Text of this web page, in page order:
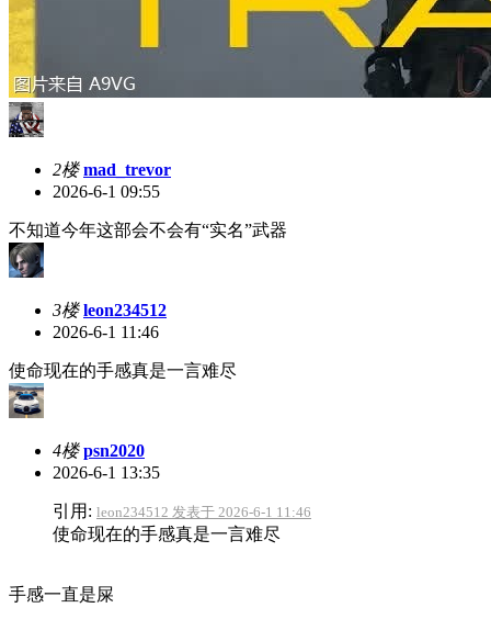
2楼 mad_trevor
2026-6-1 09:55
不知道今年这部会不会有“实名”武器
3楼 leon234512
2026-6-1 11:46
使命现在的手感真是一言难尽
4楼 psn2020
2026-6-1 13:35
引用: leon234512 发表于 2026-6-1 11:46
使命现在的手感真是一言难尽
手感一直是屎